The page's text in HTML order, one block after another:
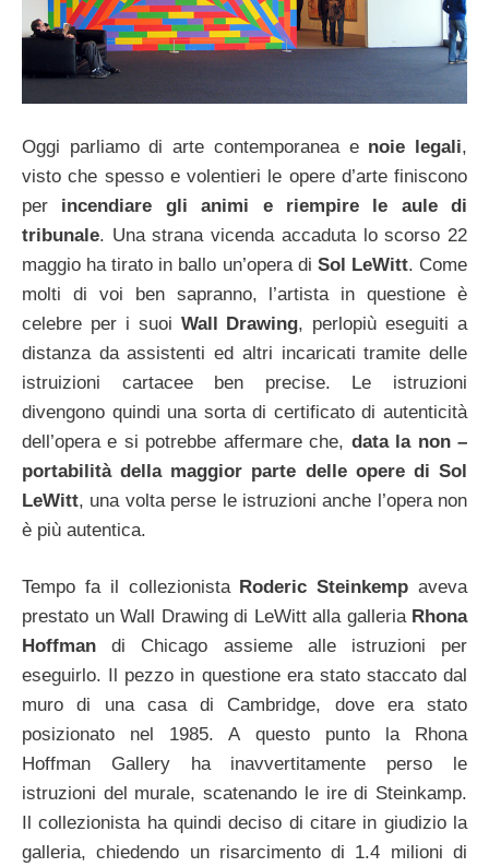
Oggi parliamo di arte contemporanea e noie legali,
visto che spesso e volentieri le opere d’arte finiscono
per incendiare gli animi e riempire le aule di
tribunale. Una strana vicenda accaduta lo scorso 22
maggio ha tirato in ballo un’opera di Sol LeWitt. Come
molti di voi ben sapranno, l’artista in questione è
celebre per i suoi Wall Drawing, perlopiù eseguiti a
distanza da assistenti ed altri incaricati tramite delle
istruizioni cartacee ben precise. Le istruzioni
divengono quindi una sorta di certificato di autenticità
dell’opera e si potrebbe affermare che, data la non –
portabilità della maggior parte delle opere di Sol
LeWitt, una volta perse le istruzioni anche l’opera non
è più autentica.
Tempo fa il collezionistaRoderic Steinkemp aveva
prestato un Wall Drawing di LeWitt alla galleria Rhona
Hoffman di Chicago assieme alle istruzioni per
eseguirlo. Il pezzo in questione era stato staccato dal
muro di una casa di Cambridge, dove era stato
posizionato nel 1985. A questo punto la Rhona
Hoffman Gallery ha inavvertitamente perso le
istruzioni del murale, scatenando le ire di Steinkamp.
Il collezionista ha quindi deciso di citare in giudizio la
galleria, chiedendo un risarcimento di 1.4 milioni di